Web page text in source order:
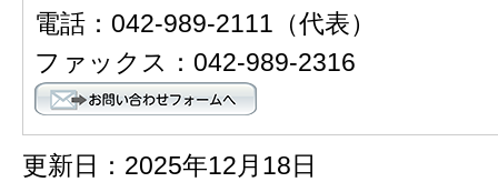
電話：042-989-2111（代表）
ファックス：042-989-2316
更新日：2025年12月18日